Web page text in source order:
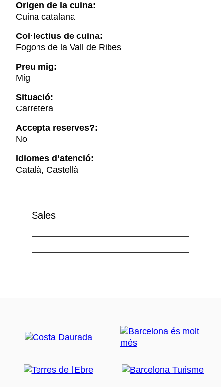
Origen de la cuina:
Cuina catalana
Col·lectius de cuina:
Fogons de la Vall de Ribes
Preu mig:
Mig
Situació:
Carretera
Accepta reserves?:
No
Idiomes d’atenció:
Català, Castellà
Sales